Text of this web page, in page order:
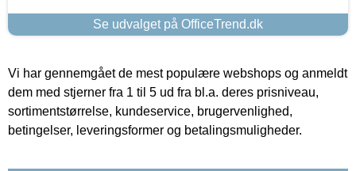
Se udvalget på OfficeTrend.dk
Vi har gennemgået de mest populære webshops og anmeldt
dem med stjerner fra 1 til 5 ud fra bl.a. deres prisniveau,
sortimentstørrelse, kundeservice, brugervenlighed,
betingelser, leveringsformer og betalingsmuligheder.